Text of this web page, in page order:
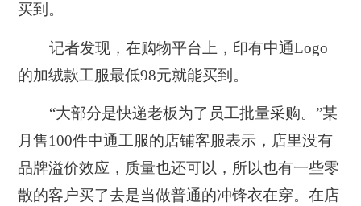
买到。
记者发现，在购物平台上，印有中通Logo
的加绒款工服最低98元就能买到。
“大部分是快递老板为了员工批量采购。”某
月售100件中通工服的店铺客服表示，店里没有
品牌溢价效应，质量也还可以，所以也有一些零
散的客户买了去是当做普通的冲锋衣在穿。在店